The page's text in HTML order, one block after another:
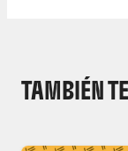
TAMBIÉN